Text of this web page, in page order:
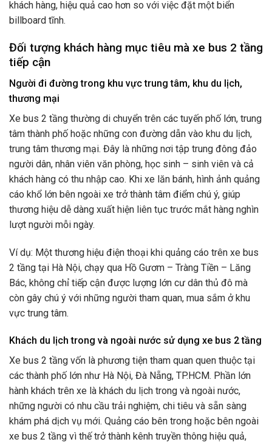
khách hàng, hiệu quả cao hơn so với việc đặt một biển
billboard tĩnh.
Đối tượng khách hàng mục tiêu mà xe bus 2 tầng
tiếp cận
Người đi đường trong khu vực trung tâm, khu du lịch,
thương mại
Xe bus 2 tầng thường di chuyển trên các tuyến phố lớn, trung
tâm thành phố hoặc những con đường dẫn vào khu du lịch,
trung tâm thương mại. Đây là những nơi tập trung đông đảo
người dân, nhân viên văn phòng, học sinh – sinh viên và cả
khách hàng có thu nhập cao. Khi xe lăn bánh, hình ảnh quảng
cáo khổ lớn bên ngoài xe trở thành tâm điểm chú ý, giúp
thương hiệu dễ dàng xuất hiện liên tục trước mắt hàng nghìn
lượt người mỗi ngày.
Ví dụ: Một thương hiệu điện thoại khi quảng cáo trên xe bus
2 tầng tại Hà Nội, chạy qua Hồ Gươm – Tràng Tiền – Lăng
Bác, không chỉ tiếp cận được lượng lớn cư dân thủ đô mà
còn gây chú ý với những người tham quan, mua sắm ở khu
vực trung tâm.
Khách du lịch trong và ngoài nước sử dụng xe bus 2 tầng
Xe bus 2 tầng vốn là phương tiện tham quan quen thuộc tại
các thành phố lớn như Hà Nội, Đà Nẵng, TP.HCM. Phần lớn
hành khách trên xe là khách du lịch trong và ngoài nước,
những người có nhu cầu trải nghiệm, chi tiêu và sẵn sàng
khám phá dịch vụ mới. Quảng cáo bên trong hoặc bên ngoài
xe bus 2 tầng vì thế trở thành kênh truyền thông hiệu quả,